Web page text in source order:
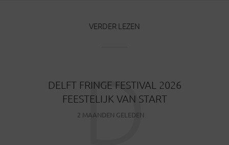
VERDER LEZEN
DELFT FRINGE FESTIVAL 2026
FEESTELIJK VAN START
2 MAANDEN GELEDEN
D